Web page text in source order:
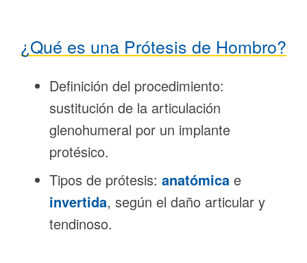
¿Qué es una Prótesis de Hombro?
Definición del procedimiento:
sustitución de la articulación
glenohumeral por un implante
protésico.
Tipos de prótesis: anatómica e
invertida, según el daño articular y
tendinoso.